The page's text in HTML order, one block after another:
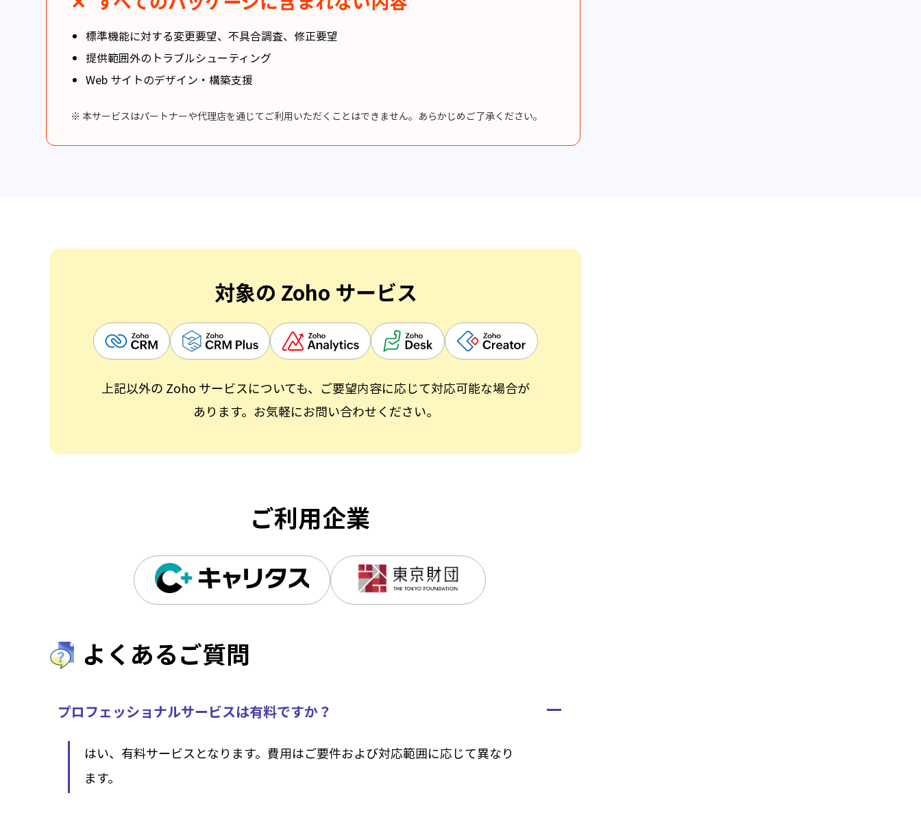
標準機能に対する変更要望、不具合調査、修正要望
提供範囲外のトラブルシューティング
Web サイトのデザイン・構築支援
※ 本サービスはパートナーや代理店を通じてご利用いただくことはできません。あらかじめご了承ください。
対象の Zoho サービス
上記以外の Zoho サービスについても、ご要望内容に応じて対応可能な場合が
あります。お気軽にお問い合わせください。
ご利用企業
よくあるご質問
プロフェッショナルサービスは有料ですか？
はい、有料サービスとなります。費用はご要件および対応範囲に応じて異なり
ます。